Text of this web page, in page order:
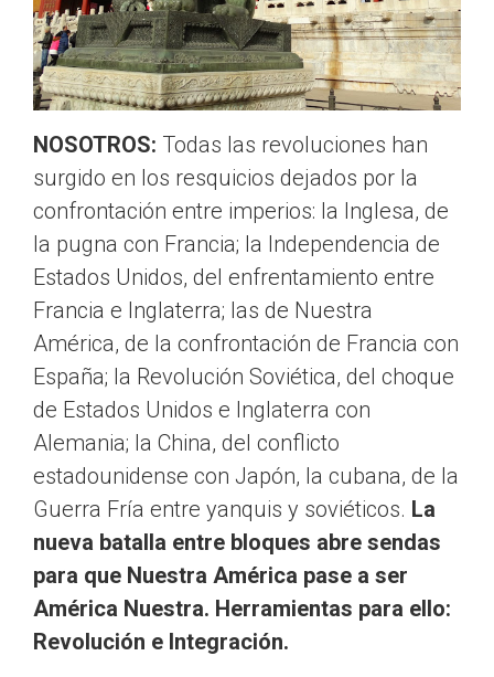
NOSOTROS: Todas las revoluciones han
surgido en los resquicios dejados por la
confrontación entre imperios: la Inglesa, de
la pugna con Francia; la Independencia de
Estados Unidos, del enfrentamiento entre
Francia e Inglaterra; las de Nuestra
América, de la confrontación de Francia con
España; la Revolución Soviética, del choque
de Estados Unidos e Inglaterra con
Alemania; la China, del conflicto
estadounidense con Japón, la cubana, de la
Guerra Fría entre yanquis y soviéticos. La
nueva batalla entre bloques abre sendas
para que Nuestra América pase a ser
América Nuestra. Herramientas para ello:
Revolución e Integración.